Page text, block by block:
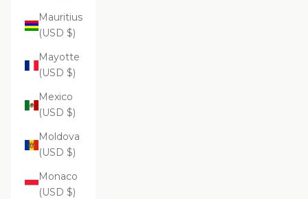
Mauritius
(USD $)
Mayotte
(USD $)
Mexico
(USD $)
Moldova
(USD $)
Monaco
(USD $)